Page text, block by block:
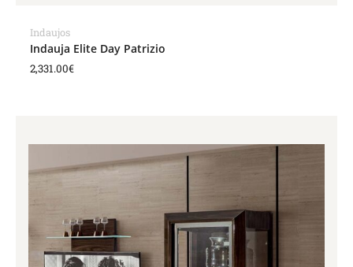
Indaujos
Indauja Elite Day Patrizio
2,331.00€